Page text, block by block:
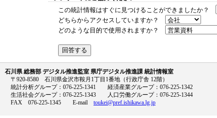
この統計情報はすぐに見つけることができましたか？
どちらからアクセスしていますか？
どのような目的で使用されますか？
石川県 総務部 デジタル推進監室 県庁デジタル推進課 統計情報室
〒920-8580 石川県金沢市鞍月1丁目1番地（行政庁舎 12階）
統計分析グループ：076-225-1341 経済産業グループ：076-225-1342
生活社会グループ：076-225-1343 人口労働グループ：076-225-1344
FAX 076-225-1345 E-mail toukei@pref.ishikawa.lg.jp